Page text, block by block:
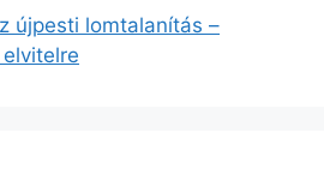
újpesti lomtalanítás –